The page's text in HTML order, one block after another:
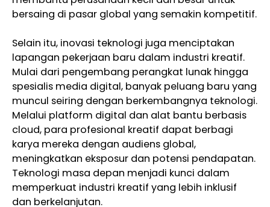
bersaing di pasar global yang semakin kompetitif.
Selain itu, inovasi teknologi juga menciptakan
lapangan pekerjaan baru dalam industri kreatif.
Mulai dari pengembang perangkat lunak hingga
spesialis media digital, banyak peluang baru yang
muncul seiring dengan berkembangnya teknologi.
Melalui platform digital dan alat bantu berbasis
cloud, para profesional kreatif dapat berbagi
karya mereka dengan audiens global,
meningkatkan eksposur dan potensi pendapatan.
Teknologi masa depan menjadi kunci dalam
memperkuat industri kreatif yang lebih inklusif
dan berkelanjutan.